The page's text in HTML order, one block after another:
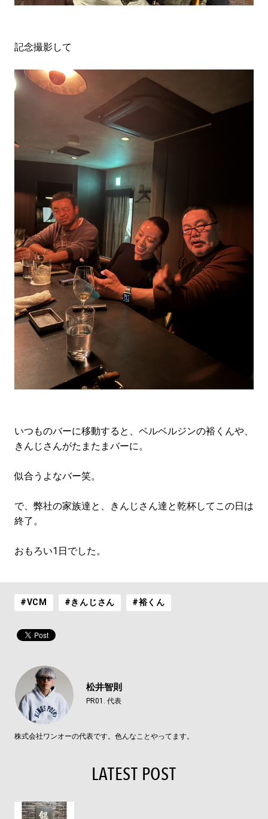
記念撮影して
いつものバーに移動すると、ベルベルジンの裕くんや、
きんじさんがたまたまバーに。
似合うよなバー笑。
で、弊社の家族達と、きんじさん達と乾杯してこの日は
終了。
おもろい1日でした。
#VCM #きんじさん #裕くん
松井智則
PR01. 代表
株式会社ワンオーの代表です。色んなことやってます。
LATEST POST